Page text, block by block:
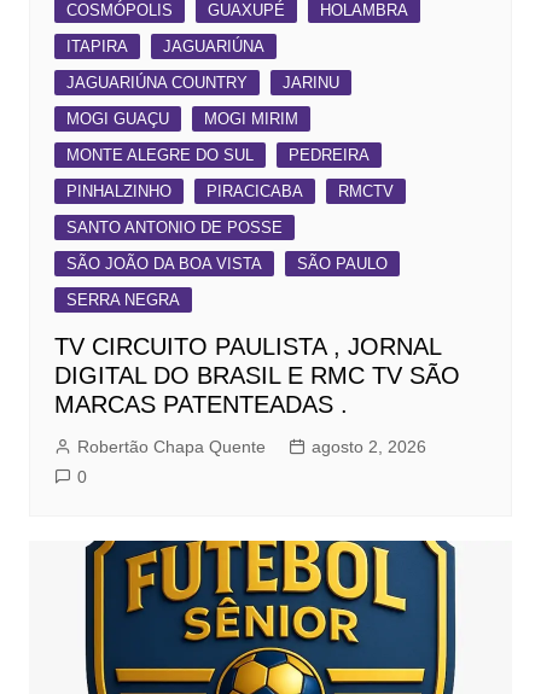
COSMÓPOLIS GUAXUPÉ
HOLAMBRA
ITAPIRA
JAGUARIÚNA
JAGUARIÚNA COUNTRY
JARINU
MOGI GUAÇU
MOGI MIRIM
MONTE ALEGRE DO SUL
PEDREIRA
PINHALZINHO
PIRACICABA
RMCTV
SANTO ANTONIO DE POSSE
SÃO JOÃO DA BOA VISTA
SÃO PAULO
SERRA NEGRA
TV CIRCUITO PAULISTA , JORNAL
DIGITAL DO BRASIL E RMC TV SÃO
MARCAS PATENTEADAS .
Robertão Chapa Quente
agosto 2, 2026
0